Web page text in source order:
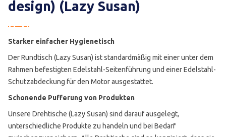
design) (Lazy Susan)
Starker einfacher Hygienetisch
Der Rundtisch (Lazy Susan) ist standardmäßig mit einer unter dem
Rahmen befestigten Edelstahl-Seitenführung und einer Edelstahl-
Schutzabdeckung für den Motor ausgestattet.
Schonende Pufferung von Produkten
Unsere Drehtische (Lazy Susan) sind darauf ausgelegt,
unterschiedliche Produkte zu handeln und bei Bedarf